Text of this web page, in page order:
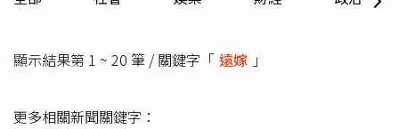
顯示結果第 1 ~ 20 筆 / 關鍵字「 遠嫁 」
更多相關新聞關鍵字：